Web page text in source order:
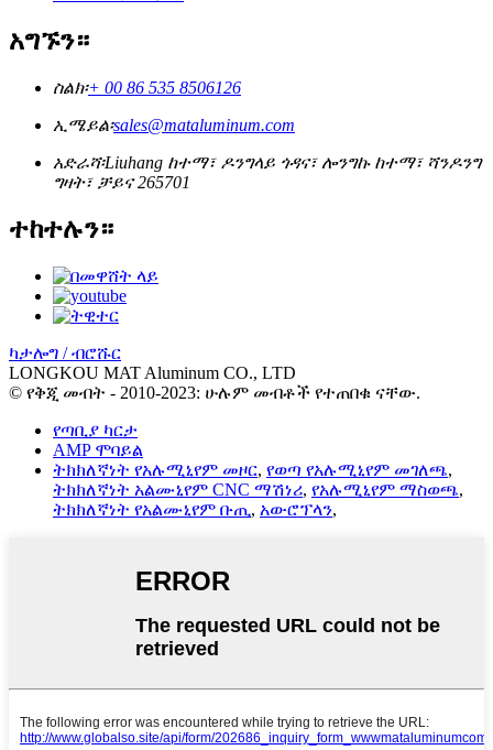
አግኙን።
ስልክ፡+ 00 86 535 8506126
ኢሜይል፡sales@mataluminum.com
አድራሻ፡Liuhang ከተማ፣ ዶንግላይ ጎዳና፣ ሎንግኩ ከተማ፣ ሻንዶንግ
ግዛት፣ ቻይና 265701
ተከተሉን።
ካታሎግ / ብሮሹር
LONGKOU MAT Aluminum CO., LTD
© የቅጂ መብት - 2010-2023: ሁሉም መብቶች የተጠበቁ ናቸው.
የጣቢያ ካርታ
AMP ሞባይል
ትክክለኛነት የአሉሚኒየም መዞር, የወጣ የአሉሚኒየም መገለጫ,
ትክክለኛነት አልሙኒየም CNC ማሽነሪ, የአሉሚኒየም ማስወጫ,
ትክክለኛነት የአልሙኒየም ቡጢ, አውሮፕላን,